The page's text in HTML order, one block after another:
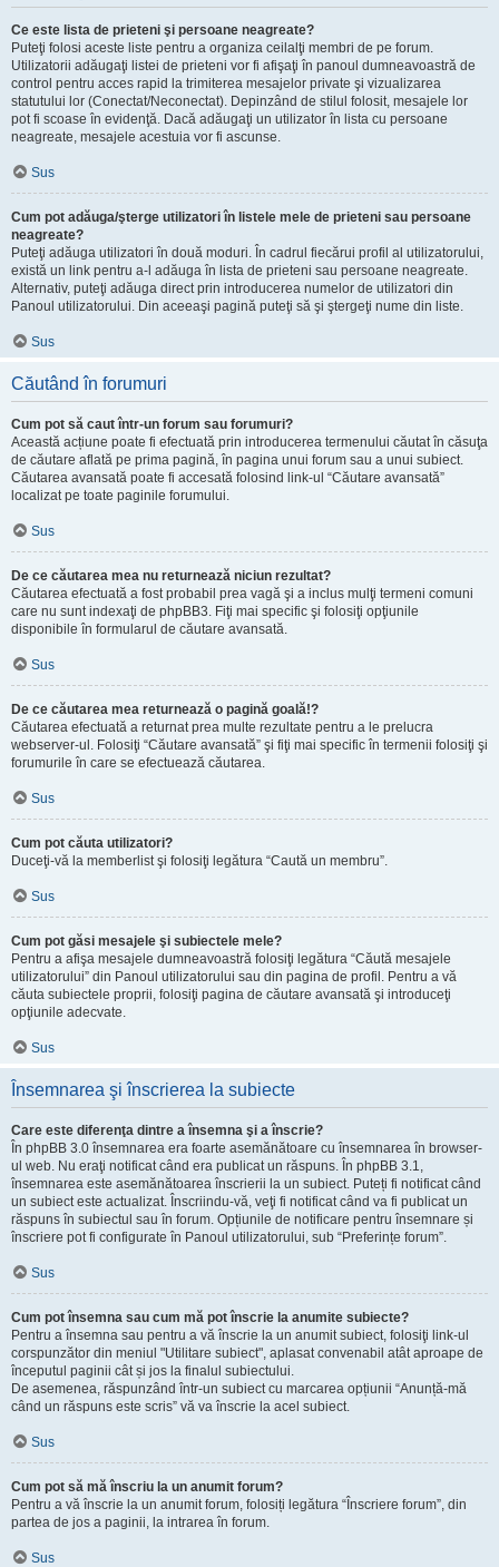
Ce este lista de prieteni şi persoane neagreate?
Puteţi folosi aceste liste pentru a organiza ceilalţi membri de pe forum.
Utilizatorii adăugaţi listei de prieteni vor fi afişaţi în panoul dumneavoastră de
control pentru acces rapid la trimiterea mesajelor private şi vizualizarea
statutului lor (Conectat/Neconectat). Depinzând de stilul folosit, mesajele lor
pot fi scoase în evidenţă. Dacă adăugaţi un utilizator în lista cu persoane
neagreate, mesajele acestuia vor fi ascunse.
Sus
Cum pot adăuga/şterge utilizatori în listele mele de prieteni sau persoane
neagreate?
Puteţi adăuga utilizatori în două moduri. În cadrul fiecărui profil al utilizatorului,
există un link pentru a-l adăuga în lista de prieteni sau persoane neagreate.
Alternativ, puteţi adăuga direct prin introducerea numelor de utilizatori din
Panoul utilizatorului. Din aceeaşi pagină puteţi să şi ştergeţi nume din liste.
Sus
Căutând în forumuri
Cum pot să caut într-un forum sau forumuri?
Această acțiune poate fi efectuată prin introducerea termenului căutat în căsuţa
de căutare aflată pe prima pagină, în pagina unui forum sau a unui subiect.
Căutarea avansată poate fi accesată folosind link-ul “Căutare avansată”
localizat pe toate paginile forumului.
Sus
De ce căutarea mea nu returnează niciun rezultat?
Căutarea efectuată a fost probabil prea vagă şi a inclus mulţi termeni comuni
care nu sunt indexaţi de phpBB3. Fiţi mai specific şi folosiţi opţiunile
disponibile în formularul de căutare avansată.
Sus
De ce căutarea mea returnează o pagină goală!?
Căutarea efectuată a returnat prea multe rezultate pentru a le prelucra
webserver-ul. Folosiţi “Căutare avansată” şi fiţi mai specific în termenii folosiţi şi
forumurile în care se efectuează căutarea.
Sus
Cum pot căuta utilizatori?
Duceţi-vă la memberlist şi folosiţi legătura “Caută un membru”.
Sus
Cum pot găsi mesajele şi subiectele mele?
Pentru a afişa mesajele dumneavoastră folosiţi legătura “Căută mesajele
utilizatorului” din Panoul utilizatorului sau din pagina de profil. Pentru a vă
căuta subiectele proprii, folosiţi pagina de căutare avansată şi introduceţi
opţiunile adecvate.
Sus
Însemnarea şi înscrierea la subiecte
Care este diferenţa dintre a însemna şi a înscrie?
În phpBB 3.0 însemnarea era foarte asemănătoare cu însemnarea în browser-
ul web. Nu eraţi notificat când era publicat un răspuns. În phpBB 3.1,
însemnarea este asemănătoarea înscrierii la un subiect. Puteți fi notificat când
un subiect este actualizat. Înscriindu-vă, veţi fi notificat când va fi publicat un
răspuns în subiectul sau în forum. Opțiunile de notificare pentru însemnare și
înscriere pot fi configurate în Panoul utilizatorului, sub “Preferințe forum”.
Sus
Cum pot însemna sau cum mă pot înscrie la anumite subiecte?
Pentru a însemna sau pentru a vă înscrie la un anumit subiect, folosiţi link-ul
corspunzător din meniul "Utilitare subiect", aplasat convenabil atât aproape de
începutul paginii cât și jos la finalul subiectului.
De asemenea, răspunzând într-un subiect cu marcarea opțiunii “Anunță-mă
când un răspuns este scris” vă va înscrie la acel subiect.
Sus
Cum pot să mă înscriu la un anumit forum?
Pentru a vă înscrie la un anumit forum, folosiți legătura “Înscriere forum”, din
partea de jos a paginii, la intrarea în forum.
Sus